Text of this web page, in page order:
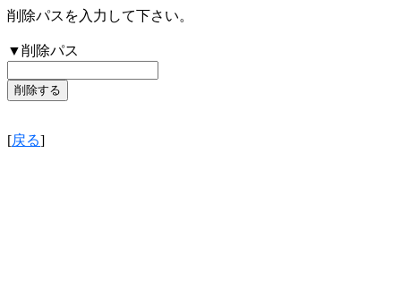
削除パスを入力して下さい。
▼削除パス
[戻る]